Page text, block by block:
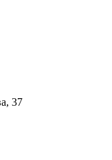
37